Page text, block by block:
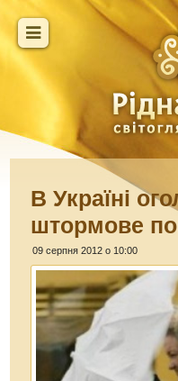
В Україні
штормове
09 серпня 2012 о 10:00